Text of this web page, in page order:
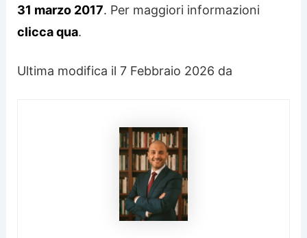
31 marzo 2017. Per maggiori informazioni
clicca qua.
Ultima modifica il 7 Febbraio 2026 da